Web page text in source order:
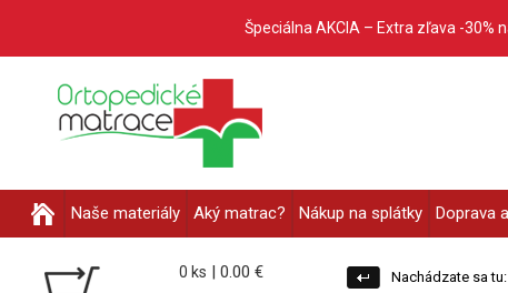
Špeciálna AKCIA – Extra zľava -
Naše materiály Aký matrac? Nákup na splátky Doprava
0 ks | 0.00 € Nachádzate sa tu: